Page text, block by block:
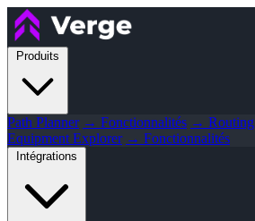
Produits
Path Planner → Fonctionnalités → Routing
Equipment Explorer → Fonctionnalités
Intégrations